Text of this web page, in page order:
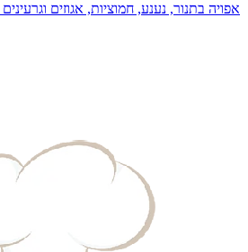
אפויה בתנור, נענע, חמוציות, אגוזים